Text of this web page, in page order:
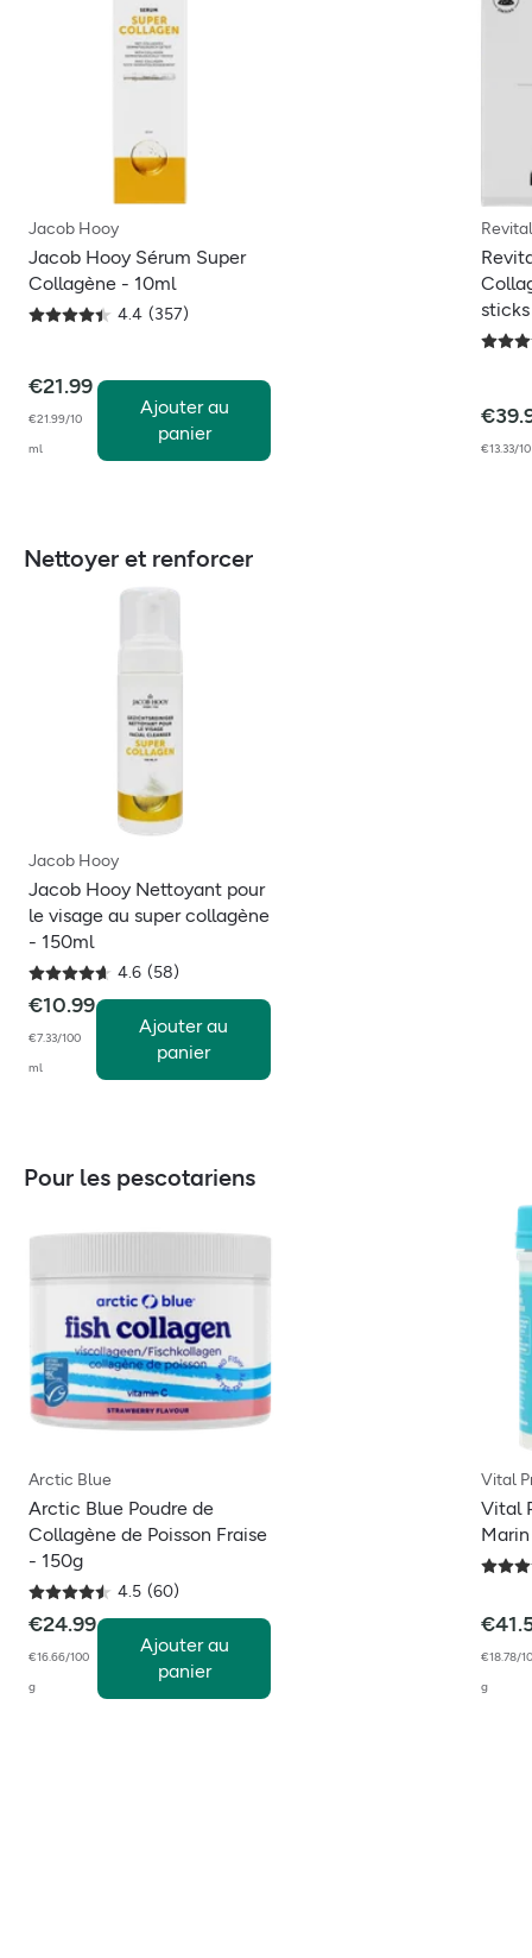
Jacob Hooy
Jacob Hooy Sérum Super
Collagène - 10ml
4.4 (357)
€21.99
€21.99/10
ml
Ajouter au
panier
sticks
€
€13.33/
Nettoyer et renforcer
Jacob Hooy
Jacob Hooy Nettoyant pour
le visage au super collagène
- 150ml
4.6 (58)
€10.99
€7.33/100
ml
Ajouter au
panier
Pour les pescotariens
Arctic Blue
Arctic Blue Poudre de
Collagène de Poisson Fraise
- 150g
4.5 (60)
€24.99
€16.66/100
g
Ajouter au
panier
Vital
Vital
€
€18.78/
g